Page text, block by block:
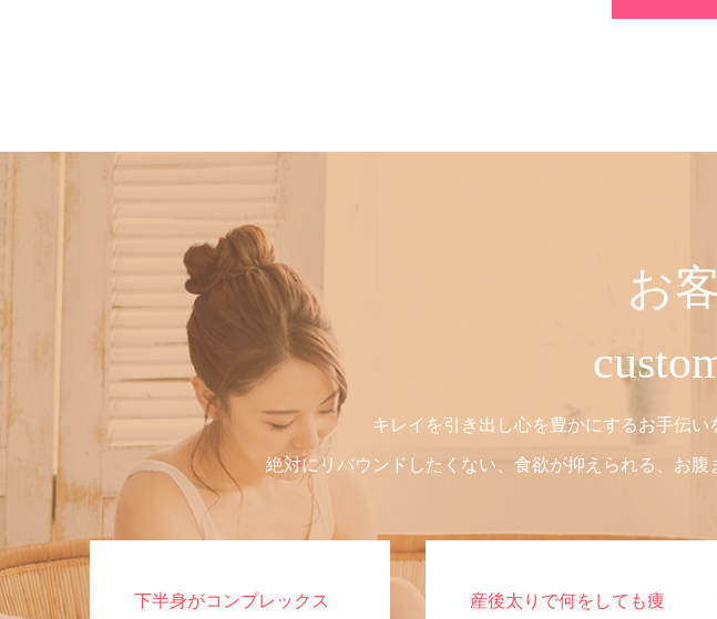
お
キレイを引き出し心を豊かにするお手伝い
絶対にリバウンドしたくない、食欲が抑えられる、お
下半身がコンプレックス
産後太りで何をしても痩